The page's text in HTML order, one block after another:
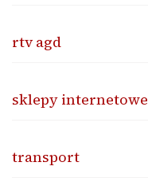
rtv agd
sklepy internetowe
transport